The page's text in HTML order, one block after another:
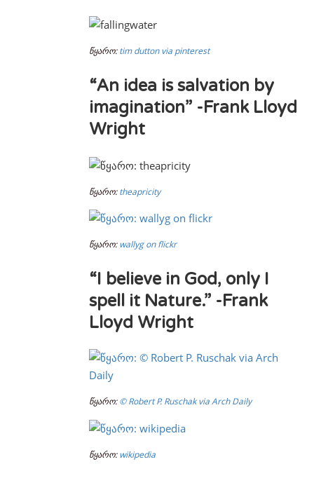
წყარო:tim dutton via pinterest
“An idea is salvation by
imagination” -Frank Lloyd
Wright
წყარო:theapricity
წყარო:wallyg on flickr
“I believe in God, only I
spell it Nature.” -Frank
Lloyd Wright
წყარო:© Robert P. Ruschak via Arch Daily
წყარო:wikipedia